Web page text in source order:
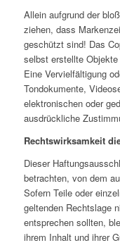
Allein aufgrund der
ziehen, dass
geschützt sind! Das
selbst erstellte
Eine Vervielfältigung
Tondokumente,
elektronischen oder
ausdrückliche
Rechtswirksamkeit
Dieser
betrachten, von dem
Sofern Teile oder
geltenden Rechtslage
entsprechen sollten,
ihrem Inhalt und ihrer